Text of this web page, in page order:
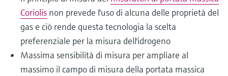
Coriolis non prevede l'uso di alcuna delle proprietà del
gas e ciò rende questa tecnologia la scelta
preferenziale per la misura dell'idrogeno
Massima sensibilità di misura per ampliare al
massimo il campo di misura della portata massica